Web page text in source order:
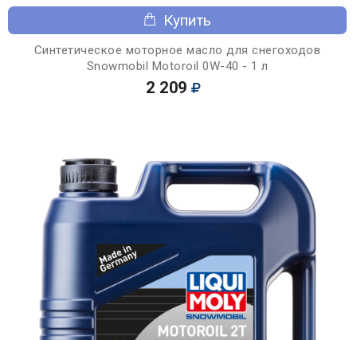
Купить
Синтетическое моторное масло для снегоходов
Snowmobil Motoroil 0W-40 - 1 л
2 209